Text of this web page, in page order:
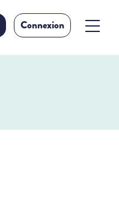
Connexion